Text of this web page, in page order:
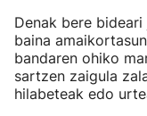
Denak bere
baina
bandaren ohiko
sartzen zaigula
hilabeteak edo